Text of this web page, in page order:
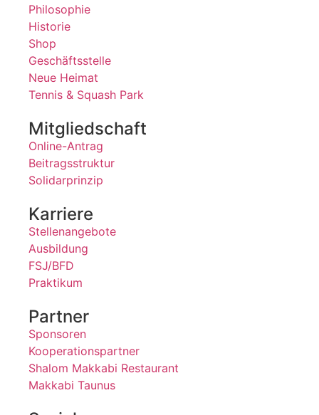
Philosophie
Historie
Shop
Geschäftsstelle
Neue Heimat
Tennis & Squash Park
Mitgliedschaft
Online-Antrag
Beitragsstruktur
Solidarprinzip
Karriere
Stellenangebote
Ausbildung
FSJ/BFD
Praktikum
Partner
Sponsoren
Kooperationspartner
Shalom Makkabi Restaurant
Makkabi Taunus